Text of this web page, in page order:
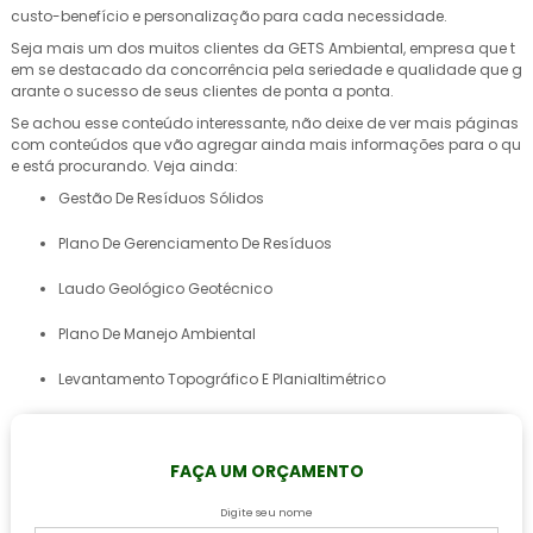
custo-benefício e personalização para cada necessidade.
Seja mais um dos muitos clientes da GETS Ambiental, empresa que t
em se destacado da concorrência pela seriedade e qualidade que g
arante o sucesso de seus clientes de ponta a ponta.
Se achou esse conteúdo interessante, não deixe de ver mais páginas
com conteúdos que vão agregar ainda mais informações para o qu
e está procurando. Veja ainda:
Gestão De Resíduos Sólidos
Plano De Gerenciamento De Resíduos
Laudo Geológico Geotécnico
Plano De Manejo Ambiental
Levantamento Topográfico E Planialtimétrico
FAÇA UM ORÇAMENTO
Digite seu nome